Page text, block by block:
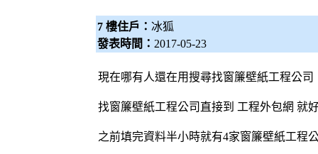
7 樓住戶： 冰狐
發表時間： 2017-05-23
現在哪有人還在用搜尋找窗簾壁紙工程公司
找窗簾壁紙工程公司直接到 工程外包網 就
之前填完資料半小時就有4家窗簾壁紙工程